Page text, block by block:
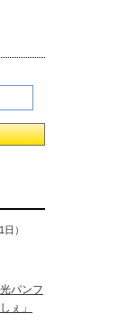
）
パンフ
ぇ」